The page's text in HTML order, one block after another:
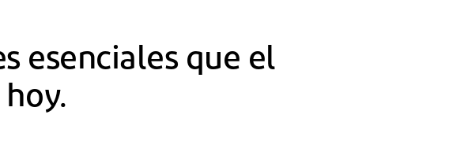
esenciales que el